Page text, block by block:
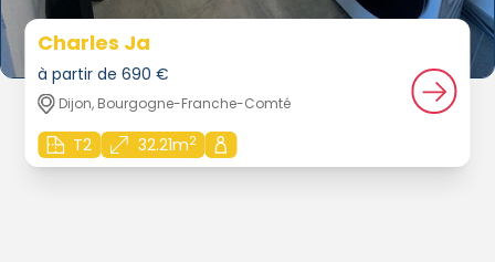
Charles Ja
à partir de 690 €
Dijon, Bourgogne-Franche-Comté
T2 32.21m2